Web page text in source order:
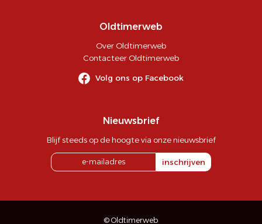
Oldtimerweb
Over Oldtimerweb
Contacteer Oldtimerweb
Volg ons op Facebook
Nieuwsbrief
Blijf steeds op de hoogte via onze nieuwsbrief
inschrijven
© Oldtimerweb